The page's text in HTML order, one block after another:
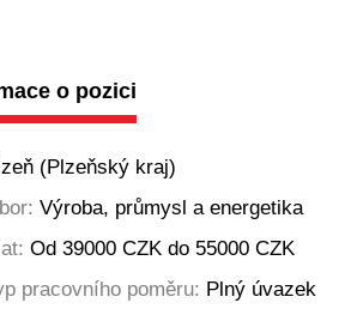
o pozici
(Plzeňský kraj)
Výroba, průmysl a energetika
Od 39000 CZK do 55000 CZK
pracovního poměru: Plný úvazek